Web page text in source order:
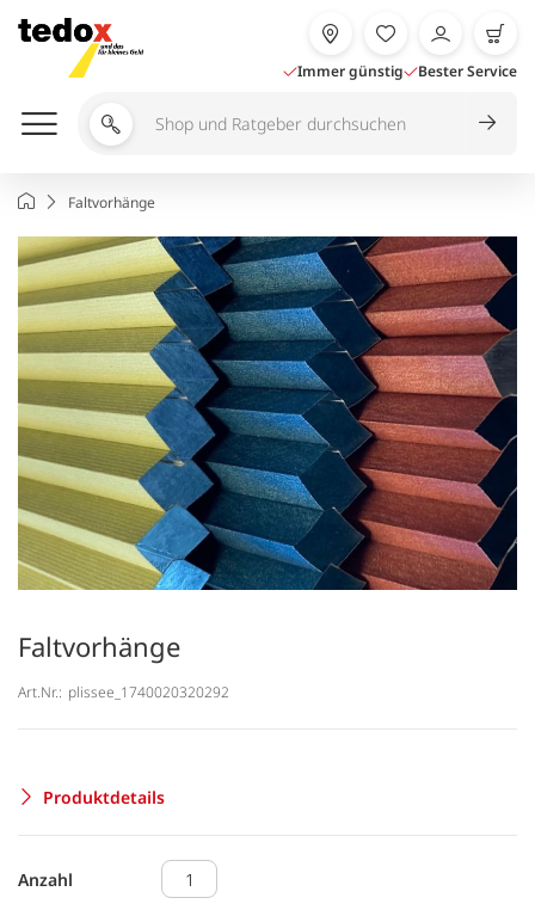
Inhalt
springen
Immer günstig Bester Service
Shop
durchsuchen
StartseiteFaltvorhänge
Faltvorhänge
Art.Nr.: plissee_1740020320292
Produktdetails
Anzahl